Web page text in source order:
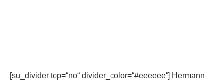
[su_divider top=“no“ divider_color=“#eeeeee“] Hermann